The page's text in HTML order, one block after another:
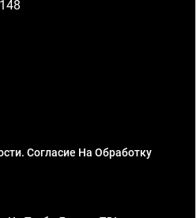
Согласие На Обработку